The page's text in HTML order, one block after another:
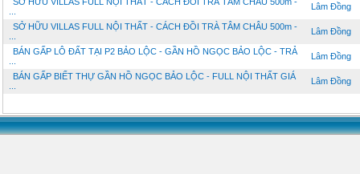
Lâm Đồng
SỞ HỮU VILLAS FULL NỘI THẤT - CÁCH ĐỒI TRÀ TÂM CHÂU 500m -
Lâm Đồng
BÁN GẤP LÔ ĐẤT TẠI P2 BẢO LỘC - GẦN HỒ NGỌC BẢO LỘC - TRẢ
Lâm Đồng
BÁN GẤP BIẾT THỰ GẦN HỒ NGỌC BẢO LỘC - FULL NỘI THẤT GIÁ
Lâm Đồng